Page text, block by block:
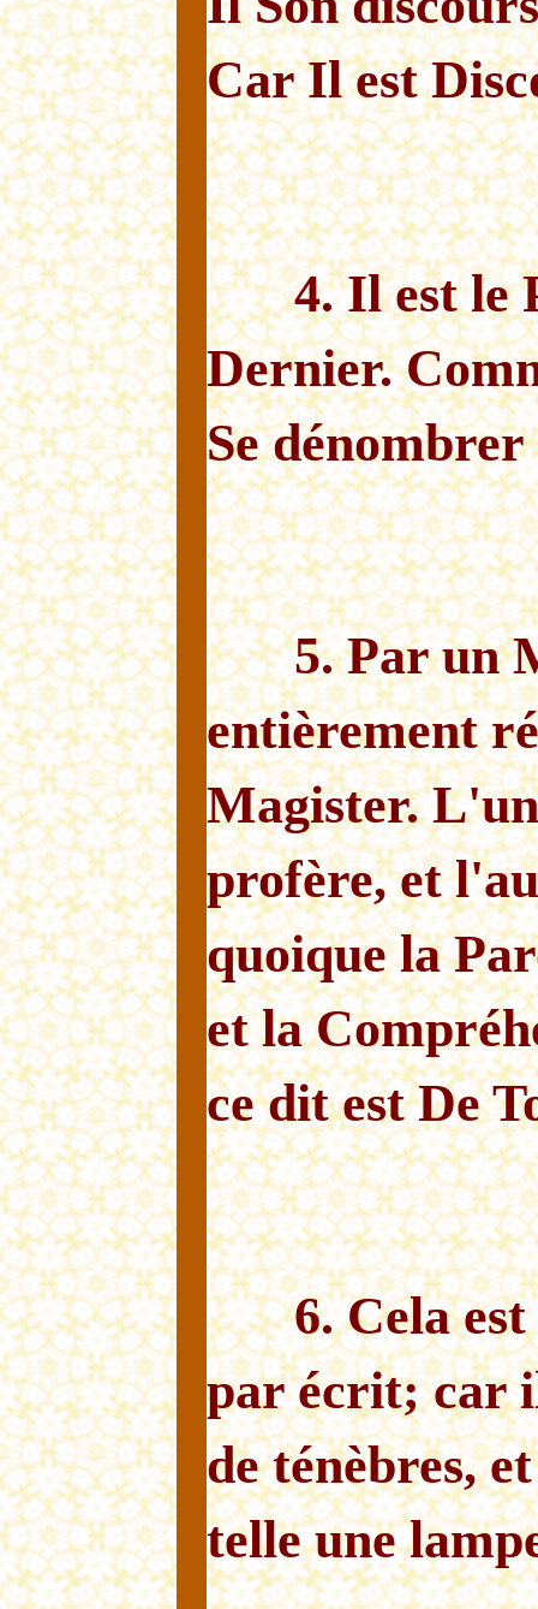
Car Il est
4. Il est le
Dernier.
Se dénombrer
5. Par un
entièrement
Magister.
profère, et
quoique la
et la
ce dit est De
6. Cela
par écrit; car
de ténèbres,
telle une